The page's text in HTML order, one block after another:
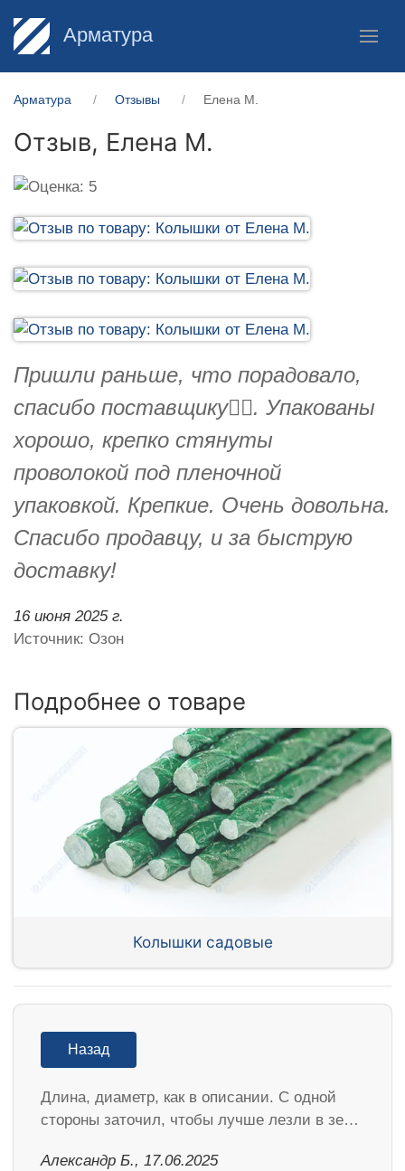
Арматура
Арматура Отзывы Елена М.
Отзыв, Елена М.
Пришли раньше, что порадовало,
спасибо поставщику👍🏻. Упакованы
хорошо, крепко стянуты
проволокой под пленочной
упаковкой. Крепкие. Очень довольна.
Спасибо продавцу, и за быструю
доставку!
16 июня 2025 г.
Источник: Озон
Подробнее о товаре
Колышки садовые
Назад
Длина, диаметр, как в описании. С одной
стороны заточил, чтобы лучше лезли в зе…
Александр Б., 17.06.2025